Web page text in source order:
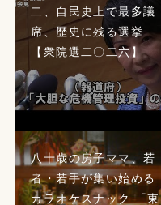
二、自民史上で最多議
席、歴史に残る選挙
【衆院選二〇二六】
八十歳の房子ママ、若
者・若手が集い始める
カラオケスナック 「東